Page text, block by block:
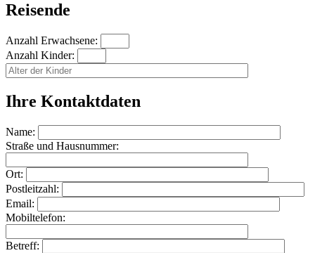
Reisende
Anzahl Erwachsene:
Anzahl Kinder:
Ihre Kontaktdaten
Name:
Straße und Hausnummer:
Ort:
Postleitzahl:
Email:
Mobiltelefon:
Betreff: